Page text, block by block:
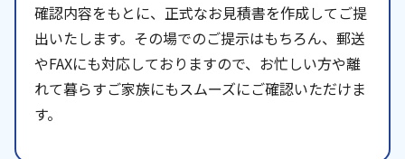
確認内容をもとに、正式なお見積書を作成してご提
出いたします。その場でのご提示はもちろん、郵送
やFAXにも対応しておりますので、お忙しい方や離
れて暮らすご家族にもスムーズにご確認いただけま
す。